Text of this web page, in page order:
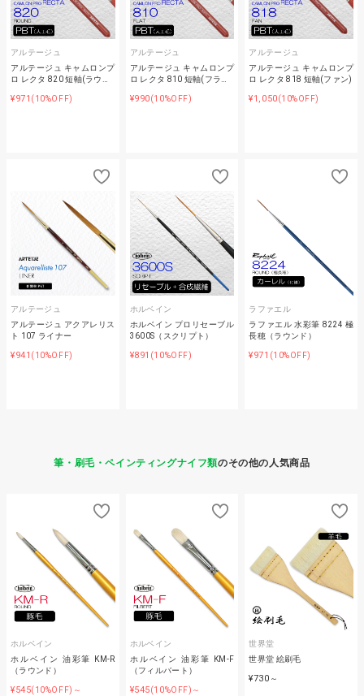
アルテージュ
アルテージュ キャムロンプ
ロ レクタ 820 短軸(ラウ…
¥971 (10%OFF)
アルテージュ
アルテージュ キャムロンプ
ロ レクタ 810 短軸(フラ…
¥990(10%OFF)
アルテージュ
アルテージュ キャムロンプ
ロ レクタ 818 短軸(ファン)
¥1,050(10%OFF)
アルテージュ
アルテージュ アクアレリス
ト 107 ライナー
¥941 (10%OFF)
ホルベイン
ホルベイン プロリセーブル
3600S（スクリプト）
¥891 (10%OFF)
ラファエル
ラファエル 水彩筆 8224 極
長穂（ラウンド）
¥971 (10%OFF)
筆・刷毛・ペインティングナイフ類のその他の人気商品
ホルベイン
ホルベイン 油彩筆 KM-R
（ラウンド）
¥545(10%OFF)～
ホルベイン
ホルベイン 油彩筆 KM-F
（フィルバート）
¥545(10%OFF)～
世界堂
世界堂 絵刷毛
¥730 ～